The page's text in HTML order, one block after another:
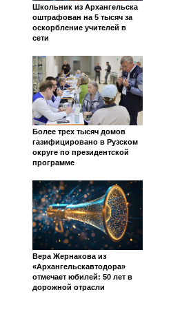
Школьник из Архангельска
оштрафован на 5 тысяч за
оскорбление учителей в
сети
Более трех тысяч домов
газифицировано в Рузском
округе по президентской
программе
Вера Жернакова из
«Архангельскавтодора»
отмечает юбилей: 50 лет в
дорожной отрасли